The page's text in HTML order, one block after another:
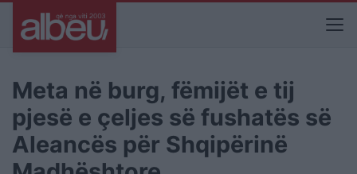
Meta në burg, fëmijët e tij
pjesë e çeljes së fushatës së
Aleancës për Shqipërinë